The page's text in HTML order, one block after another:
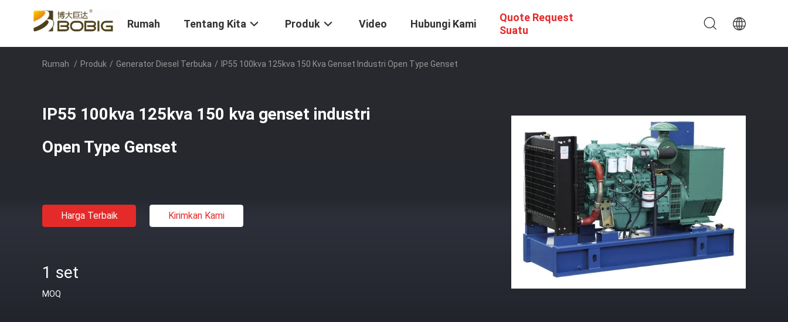
Rumah Tentang Kita Produk Video Hubungi Kami
Quote Request
Suatu
Rumah / Produk / Generator Diesel Terbuka / IP55 100kva 125kva 150 Kva Genset Industri Open Type Genset
IP55 100kva 125kva 150 kva genset industri
Open Type Genset
Harga Terbaik Kirimkan Kami
1 set
MOQ